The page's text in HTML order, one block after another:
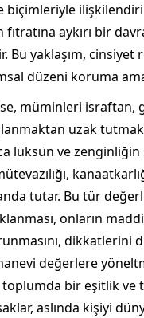
biçimleriyle
aykırı bir
Bu yaklaşım, cinsiyet
düzeni koruma
müminleri israftan,
uzak
lüksün ve
tutar. Bu tür
onların
dikkatlerini
değerlere
toplumda bir eşitlik ve
aslında kişiyi